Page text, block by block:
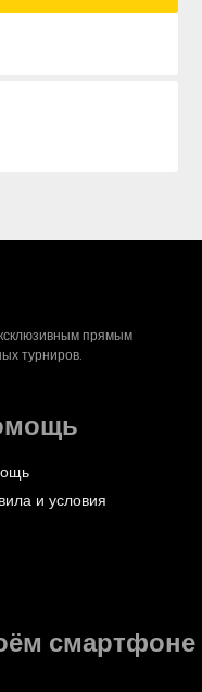
прямым
турниров.
и условия
смартфоне